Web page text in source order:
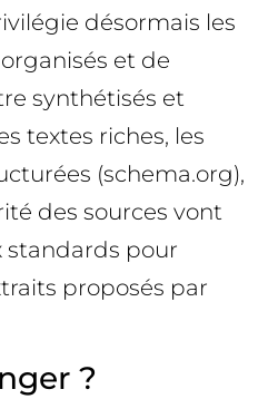
désormais les
et de
synthétisés et
textes riches, les
(schema.org),
des sources vont
standards pour
proposés par
?